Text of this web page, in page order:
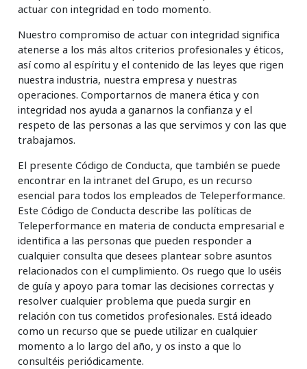
Our delivery models
Healthcare
Insurance
Media
Retail and e-commerce
Technology
Travel, hospitality, and cargo
Infographic
actuar con integridad en todo momento.
Nuestro compromiso de actuar con integridad significa
atenerse a los más altos criterios profesionales y éticos,
así como al espíritu y el contenido de las leyes que rigen
nuestra industria, nuestra empresa y nuestras
operaciones. Comportarnos de manera ética y con
integridad nos ayuda a ganarnos la confianza y el
respeto de las personas a las que servimos y con las que
trabajamos.
El presente Código de Conducta, que también se puede
encontrar en la intranet del Grupo, es un recurso
esencial para todos los empleados de Teleperformance.
Este Código de Conducta describe las políticas de
Teleperformance en materia de conducta empresarial e
identifica a las personas que pueden responder a
cualquier consulta que desees plantear sobre asuntos
relacionados con el cumplimiento. Os ruego que lo uséis
de guía y apoyo para tomar las decisiones correctas y
resolver cualquier problema que pueda surgir en
relación con tus cometidos profesionales. Está ideado
como un recurso que se puede utilizar en cualquier
momento a lo largo del año, y os insto a que lo
consultéis periódicamente.